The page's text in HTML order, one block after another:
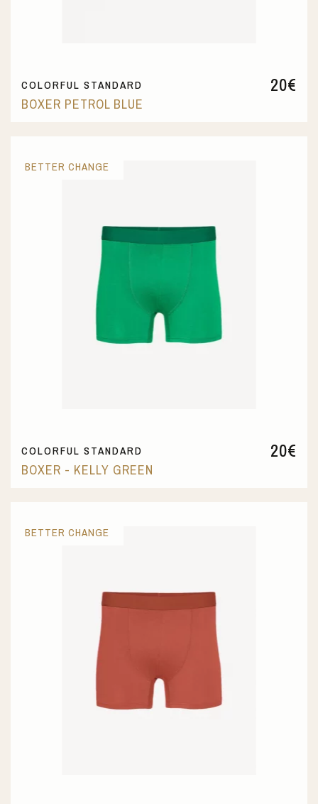
20€
COLORFUL STANDARD
BOXER PETROL BLUE
20€
COLORFUL STANDARD
BOXER - KELLY GREEN
BETTER CHANGE
BETTER CHANGE